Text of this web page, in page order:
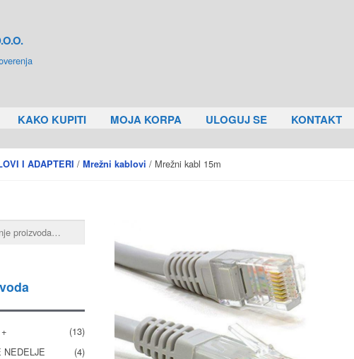
KAKO KUPITI MOJA KORPA ULOGUJ SE KONTAKT
I ADAPTERI /Mrežni kablovi / Mrežni kabl 15m
(13)
NEDELJE
(4)